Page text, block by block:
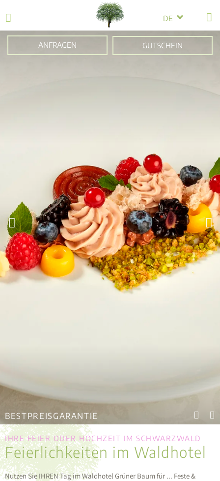
DE
ANFRAGEN GUTSCHEIN
BESTPREISGARANTIE
IHRE FEIER ODER HOCHZEIT IM SCHWARZWALD
Feierlichkeiten im Waldhotel
Nutzen Sie IHREN Tag im Waldhotel Grüner Baum für ... Feste &